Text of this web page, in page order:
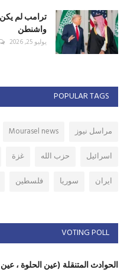
ترامب لم
واشنطن
يوليو 25, 2026
POPULAR TAGS
مراسل نيوز Mourasel news
اسرائيل
حزب الله غزة
ايران
سوريا فلسطين
VOTING POLL
الحوادث المتنقلة (عين الحلوة ،